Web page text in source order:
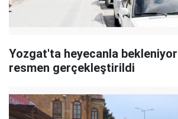
Yozgat'ta heyecanla
resmen gerçekleştirildi